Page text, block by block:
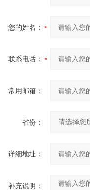
您的姓名：
联系电话：
常用邮箱：
省份：
详细地址：
补充说明：